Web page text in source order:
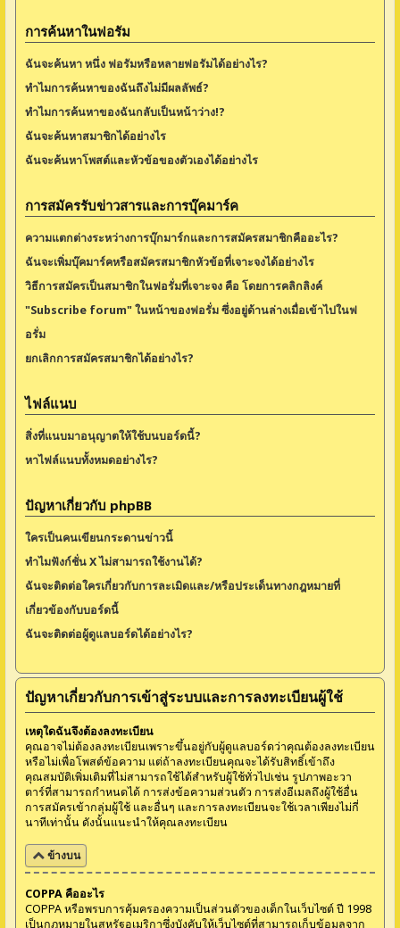
การค้นหาในฟอรัม
ฉันจะค้นหา หนึ่ง ฟอรัมหรือหลายฟอรัมได้อย่างไร?
ทำไมการค้นหาของฉันถึงไม่มีผลลัพธ์?
ทำไมการค้นหาของฉันกลับเป็นหน้าว่าง!?
ฉันจะค้นหาสมาชิกได้อย่างไร
ฉันจะค้นหาโพสต์และหัวข้อของตัวเองได้อย่างไร
การสมัครรับข่าวสารและการบุ๊คมาร์ค
ความแตกต่างระหว่างการบุ๊กมาร์กและการสมัครสมาชิกคืออะไร?
ฉันจะเพิ่มบุ๊คมาร์คหรือสมัครสมาชิกหัวข้อที่เจาะจงได้อย่างไร
วิธีการสมัครเป็นสมาชิกในฟอรั่มที่เจาะจง คือ โดยการคลิกลิงค์
"Subscribe forum" ในหน้าของฟอรั่ม ซึ่งอยู่ด้านล่างเมื่อเข้าไปในฟ
อรั่ม
ยกเลิกการสมัครสมาชิกได้อย่างไร?
ไฟล์แนบ
สิ่งที่แนบมาอนุญาตให้ใช้บนบอร์ดนี้?
หาไฟล์แนบทั้งหมดอย่างไร?
ปัญหาเกี่ยวกับ phpBB
ใครเป็นคนเขียนกระดานข่าวนี้
ทำไมฟังก์ชั่น X ไม่สามารถใช้งานได้?
ฉันจะติดต่อใครเกี่ยวกับการละเมิดและ/หรือประเด็นทางกฎหมายที่
เกี่ยวข้องกับบอร์ดนี้
ฉันจะติดต่อผู้ดูแลบอร์ดได้อย่างไร?
ปัญหาเกี่ยวกับการเข้าสู่ระบบและการลงทะเบียนผู้ใช้
เหตุใดฉันจึงต้องลงทะเบียน
คุณอาจไม่ต้องลงทะเบียนเพราะขึ้นอยู่กับผู้ดูแลบอร์ดว่าคุณต้องลงทะเบียน
หรือไม่เพื่อโพสต์ข้อความ แต่ถ้าลงทะเบียนคุณจะได้รับสิทธิ์เข้าถึง
คุณสมบัติเพิ่มเติมที่ไม่สามารถใช้ได้สำหรับผู้ใช้ทั่วไปเช่น รูปภาพอะวา
ตาร์ที่สามารถกำหนดได้ การส่งข้อความส่วนตัว การส่งอีเมลถึงผู้ใช้อื่น
การสมัครเข้ากลุ่มผู้ใช้ และอื่นๆ และการลงทะเบียนจะใช้เวลาเพียงไม่กี่
นาทีเท่านั้น ดังนั้นแนะนำให้คุณลงทะเบียน
ข้างบน
COPPA คืออะไร
COPPA หรือพรบการคุ้มครองความเป็นส่วนตัวของเด็กในเว็บไซต์ ปี 1998
เป็นกฎหมายในสหรัฐอเมริกาซึ่งบังคับให้เว็บไซต์ที่สามารถเก็บข้อมูลจาก